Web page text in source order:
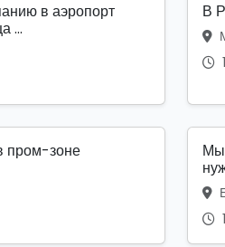
в аэропорт
...
В
пром-зоне
Мы